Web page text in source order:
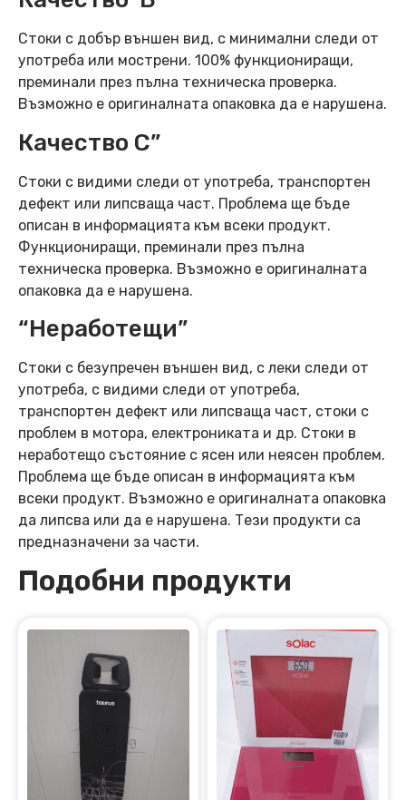
Стоки с добър външен вид, с минимални следи от
употреба или мострени. 100% функциониращи,
преминали през пълна техническа проверка.
Възможно е оригиналната опаковка да е нарушена.
Качество C”
Стоки с видими следи от употреба, транспортен
дефект или липсваща част. Проблема ще бъде
описан в информацията към всеки продукт.
Функциониращи, преминали през пълна
техническа проверка. Възможно е оригиналната
опаковка да е нарушена.
“Неработещи”
Стоки с безупречен външен вид, с леки следи от
употреба, с видими следи от употреба,
транспортен дефект или липсваща част, стоки с
проблем в мотора, електрониката и др. Стоки в
неработещо състояние с ясен или неясен проблем.
Проблема ще бъде описан в информацията към
всеки продукт. Възможно е оригиналната опаковка
да липсва или да е нарушена. Тези продукти са
предназначени за части.
Подобни продукти